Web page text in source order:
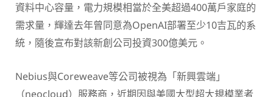
資料中心容量，電力規模相當於全美超過400萬戶家庭的
需求量，輝達去年曾同意為OpenAI部署至少10吉瓦的系
統，隨後宣布對該新創公司投資300億美元。
Nebius與Coreweave等公司被視為「新興雲端」
（neocloud）服務商，近期因與美國大型超大規模業者